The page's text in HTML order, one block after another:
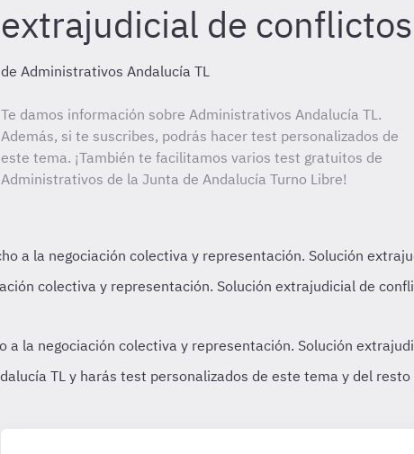
extrajudicial de conflictos
de Administrativos Andalucía TL
Te damos información sobre Administrativos Andalucía TL.
Además, si te suscribes, podrás hacer test personalizados de
este tema. ¡También te facilitamos varios test gratuitos de
Administrativos de la Junta de Andalucía Turno Libre!